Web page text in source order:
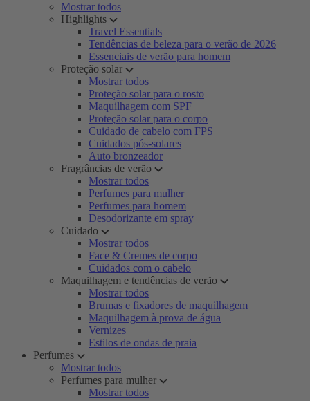
Mostrar todos
Highlights
Travel Essentials
Tendências de beleza para o verão de 2026
Essenciais de verão para homem
Proteção solar
Mostrar todos
Proteção solar para o rosto
Maquilhagem com SPF
Proteção solar para o corpo
Cuidado de cabelo com FPS
Cuidados pós-solares
Auto bronzeador
Fragrâncias de verão
Mostrar todos
Perfumes para mulher
Perfumes para homem
Desodorizante em spray
Cuidado
Mostrar todos
Face & Cremes de corpo
Cuidados com o cabelo
Maquilhagem e tendências de verão
Mostrar todos
Brumas e fixadores de maquilhagem
Maquilhagem à prova de água
Vernizes
Estilos de ondas de praia
Perfumes
Mostrar todos
Perfumes para mulher
Mostrar todos